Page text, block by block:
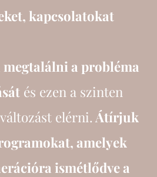
kapcsolatokat
megtalálni a probléma
és ezen a szinten
elérni. Átírjuk
amelyek
ismétlődve a